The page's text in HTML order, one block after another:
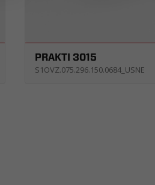
PRAKTI 3015
S1OVZ.075.296.150.0684_USNE